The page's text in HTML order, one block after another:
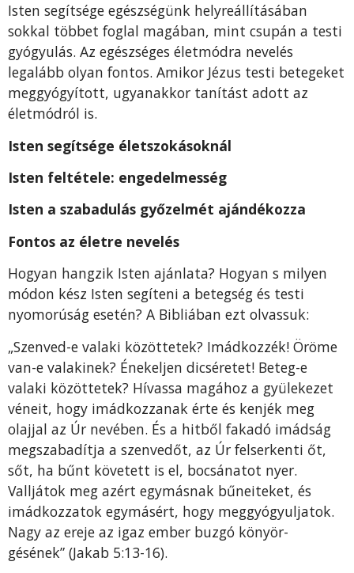
Isten segítsége egészségünk helyreállításában
sokkal többet foglal magában, mint csupán a testi
gyógyulás. Az egészséges életmódra nevelés
legalább olyan fontos. Amikor Jézus testi betegeket
meggyógyított, ugyanakkor tanítást adott az
életmódról is.
Isten segítsége életszoká­soknál
Isten feltétele: engedel­messég
Isten a szabadulás győzelmét ajándékozza
Fontos az életre nevelés
Hogyan hangzik Isten ajánlata? Hogyan s milyen
mó­don kész Isten segíteni a betegség és testi
nyomorúság esetén? A Bibliában ezt olvassuk:
„Szenved-e valaki közöttetek? Imádkozzék! Öröme
van-e valakinek? Énekeljen dicséretet! Beteg-e
valaki közöttetek? Hívassa magához a gyülekezet
véneit, hogy imádkozzanak érte és kenjék meg
olajjal az Úr nevében. És a hitből fakadó imádság
megszabadítja a szenvedőt, az Úr felserkenti őt,
sőt, ha bűnt követett is el, bocsánatot nyer.
Valljátok meg azért egymásnak bűneiteket, és
imádkozzatok egymásért, hogy meggyógyuljatok.
Nagy az ereje az igaz ember buzgó könyör-
gésének” (Jakab 5:13-16).